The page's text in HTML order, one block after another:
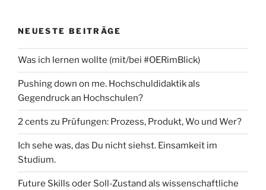
NEUESTE BEITRÄGE
Was ich lernen wollte (mit/bei #OERimBlick)
Pushing down on me. Hochschuldidaktik als
Gegendruck an Hochschulen?
2 cents zu Prüfungen: Prozess, Produkt, Wo und Wer?
Ich sehe was, das Du nicht siehst. Einsamkeit im
Studium.
Future Skills oder Soll-Zustand als wissenschaftliche